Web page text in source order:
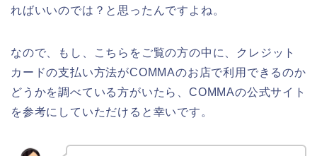
ればいいのでは？と思ったんですよね。
なので、もし、こちらをご覧の方の中に、クレジット
カードの支払い方法がCOMMAのお店で利用できるのか
どうかを調べている方がいたら、COMMAの公式サイト
を参考にしていただけると幸いです。